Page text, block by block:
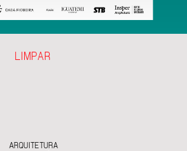
ARQUITETURA
LIMPAR